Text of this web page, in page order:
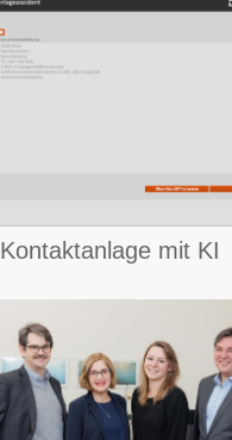
Kontaktanlage mit KI